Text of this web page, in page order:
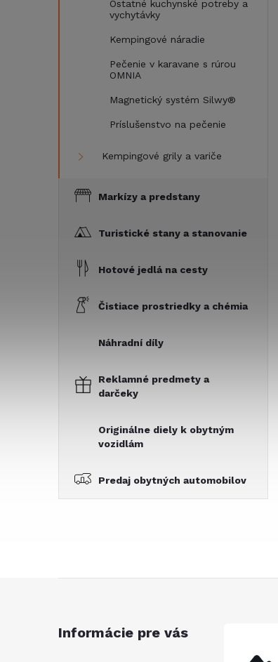
Ostatné kuchynské potreby a
vychytávky
Kempingové náradie
Pečenie v karavane s rúrou
OMNIA
Magnetický systém Silwy®
Príslušenstvo na pečenie
Kempingové grily a variče
Markízy a predstany
Turistické stany a stanovanie
Hotové jedlá na cesty
Čistiace prostriedky a chémia
Náhradní díly
Reklamné predmety a
darčeky
Originálne diely k obytným
vozidlám
Predaj obytných automobilov
Informácie pre vás